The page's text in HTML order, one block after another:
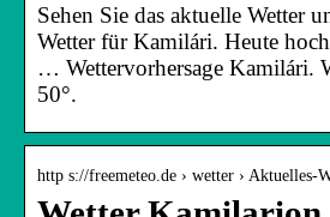
Sehen Sie das aktuelle Wetter
Wetter für Kamilári. Heute
… Wettervorhersage Kamilári.
50°.
http s://freemeteo.de › wetter › Aktuelles-